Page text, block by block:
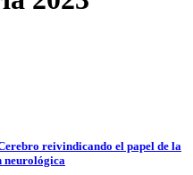
reivindicando el papel de la
neurológica